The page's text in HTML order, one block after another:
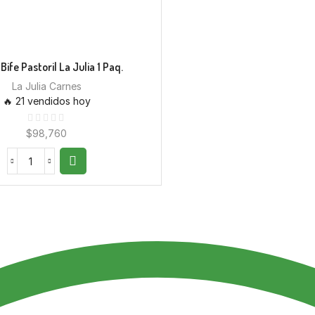
Bife Pastoril La Julia 1 Paq.
La Julia Carnes
🔥 21 vendidos hoy
$98,760